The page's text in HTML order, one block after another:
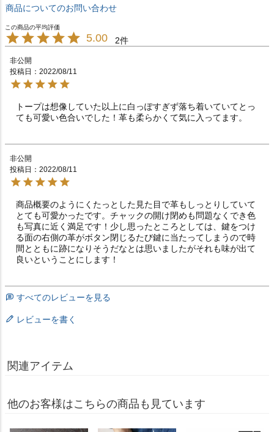
商品についてのお問い合わせ
5.00 2
非公開
投稿日
2022/08/11
トープは想像していた以上に白っぽすぎず落ち着いていてとっ
ても可愛い色合いでした！革も柔らかくて気に入ってます。
非公開
投稿日
2022/08/11
商品概要のようにくたっとした見た目で革もしっとりしていて
とても可愛かったです。チャックの開け閉めも問題なくでき色
も写真に近く満足です！少し思ったところとしては、鍵をつけ
る面の右側の革がボタン閉じるたび鍵に当たってしまうので時
間とともに跡になりそうだなとは思いましたがそれも味が出て
良いということにします！
すべてのレビューを見る
レビューを書く
関連アイテム
他のお客様はこちらの商品も見ています